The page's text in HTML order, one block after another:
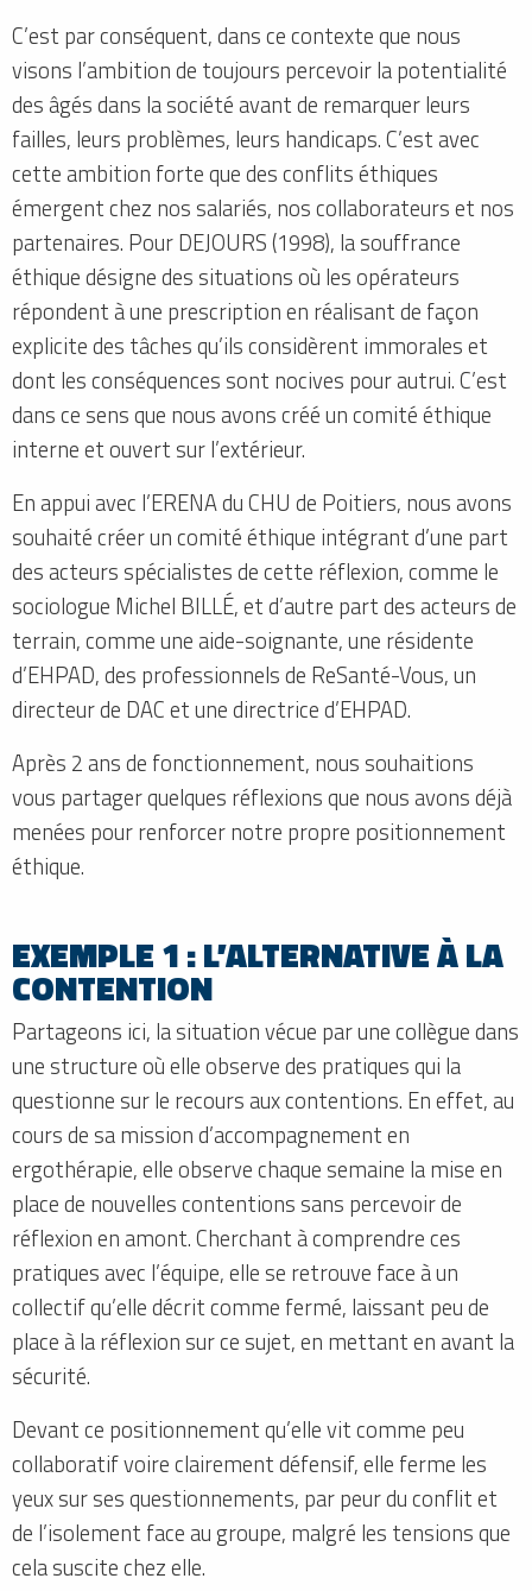
C’est par conséquent, dans ce contexte que nous
visons l’ambition de toujours percevoir la potentialité
des âgés dans la société avant de remarquer leurs
failles, leurs problèmes, leurs handicaps. C’est avec
cette ambition forte que des conflits éthiques
émergent chez nos salariés, nos collaborateurs et nos
partenaires. Pour DEJOURS (1998), la souffrance
éthique désigne des situations où les opérateurs
répondent à une prescription en réalisant de façon
explicite des tâches qu’ils considèrent immorales et
dont les conséquences sont nocives pour autrui. C’est
dans ce sens que nous avons créé un comité éthique
interne et ouvert sur l’extérieur.
En appui avec l’ERENA du CHU de Poitiers, nous avons
souhaité créer un comité éthique intégrant d’une part
des acteurs spécialistes de cette réflexion, comme le
sociologue Michel BILLÉ, et d’autre part des acteurs de
terrain, comme une aide-soignante, une résidente
d’EHPAD, des professionnels de ReSanté-Vous, un
directeur de DAC et une directrice d’EHPAD.
Après 2 ans de fonctionnement, nous souhaitions
vous partager quelques réflexions que nous avons déjà
menées pour renforcer notre propre positionnement
éthique.
EXEMPLE 1 : L’ALTERNATIVE À LA
CONTENTION
Partageons ici, la situation vécue par une collègue dans
une structure où elle observe des pratiques qui la
questionne sur le recours aux contentions. En effet, au
cours de sa mission d’accompagnement en
ergothérapie, elle observe chaque semaine la mise en
place de nouvelles contentions sans percevoir de
réflexion en amont. Cherchant à comprendre ces
pratiques avec l’équipe, elle se retrouve face à un
collectif qu’elle décrit comme fermé, laissant peu de
place à la réflexion sur ce sujet, en mettant en avant la
sécurité.
Devant ce positionnement qu’elle vit comme peu
collaboratif voire clairement défensif, elle ferme les
yeux sur ses questionnements, par peur du conflit et
de l’isolement face au groupe, malgré les tensions que
cela suscite chez elle.